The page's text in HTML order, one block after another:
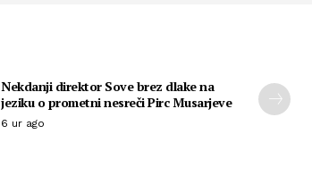
Nekdanji direktor Sove brez dlake na
jeziku o prometni nesreči Pirc Musarjeve
6 ur ago